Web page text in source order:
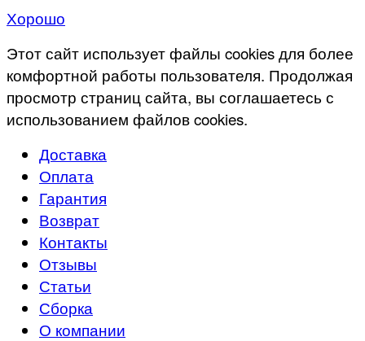
Хорошо
Этот сайт использует файлы cookies для более
комфортной работы пользователя. Продолжая
просмотр страниц сайта, вы соглашаетесь с
использованием файлов cookies.
Доставка
Оплата
Гарантия
Возврат
Контакты
Отзывы
Статьи
Сборка
О компании